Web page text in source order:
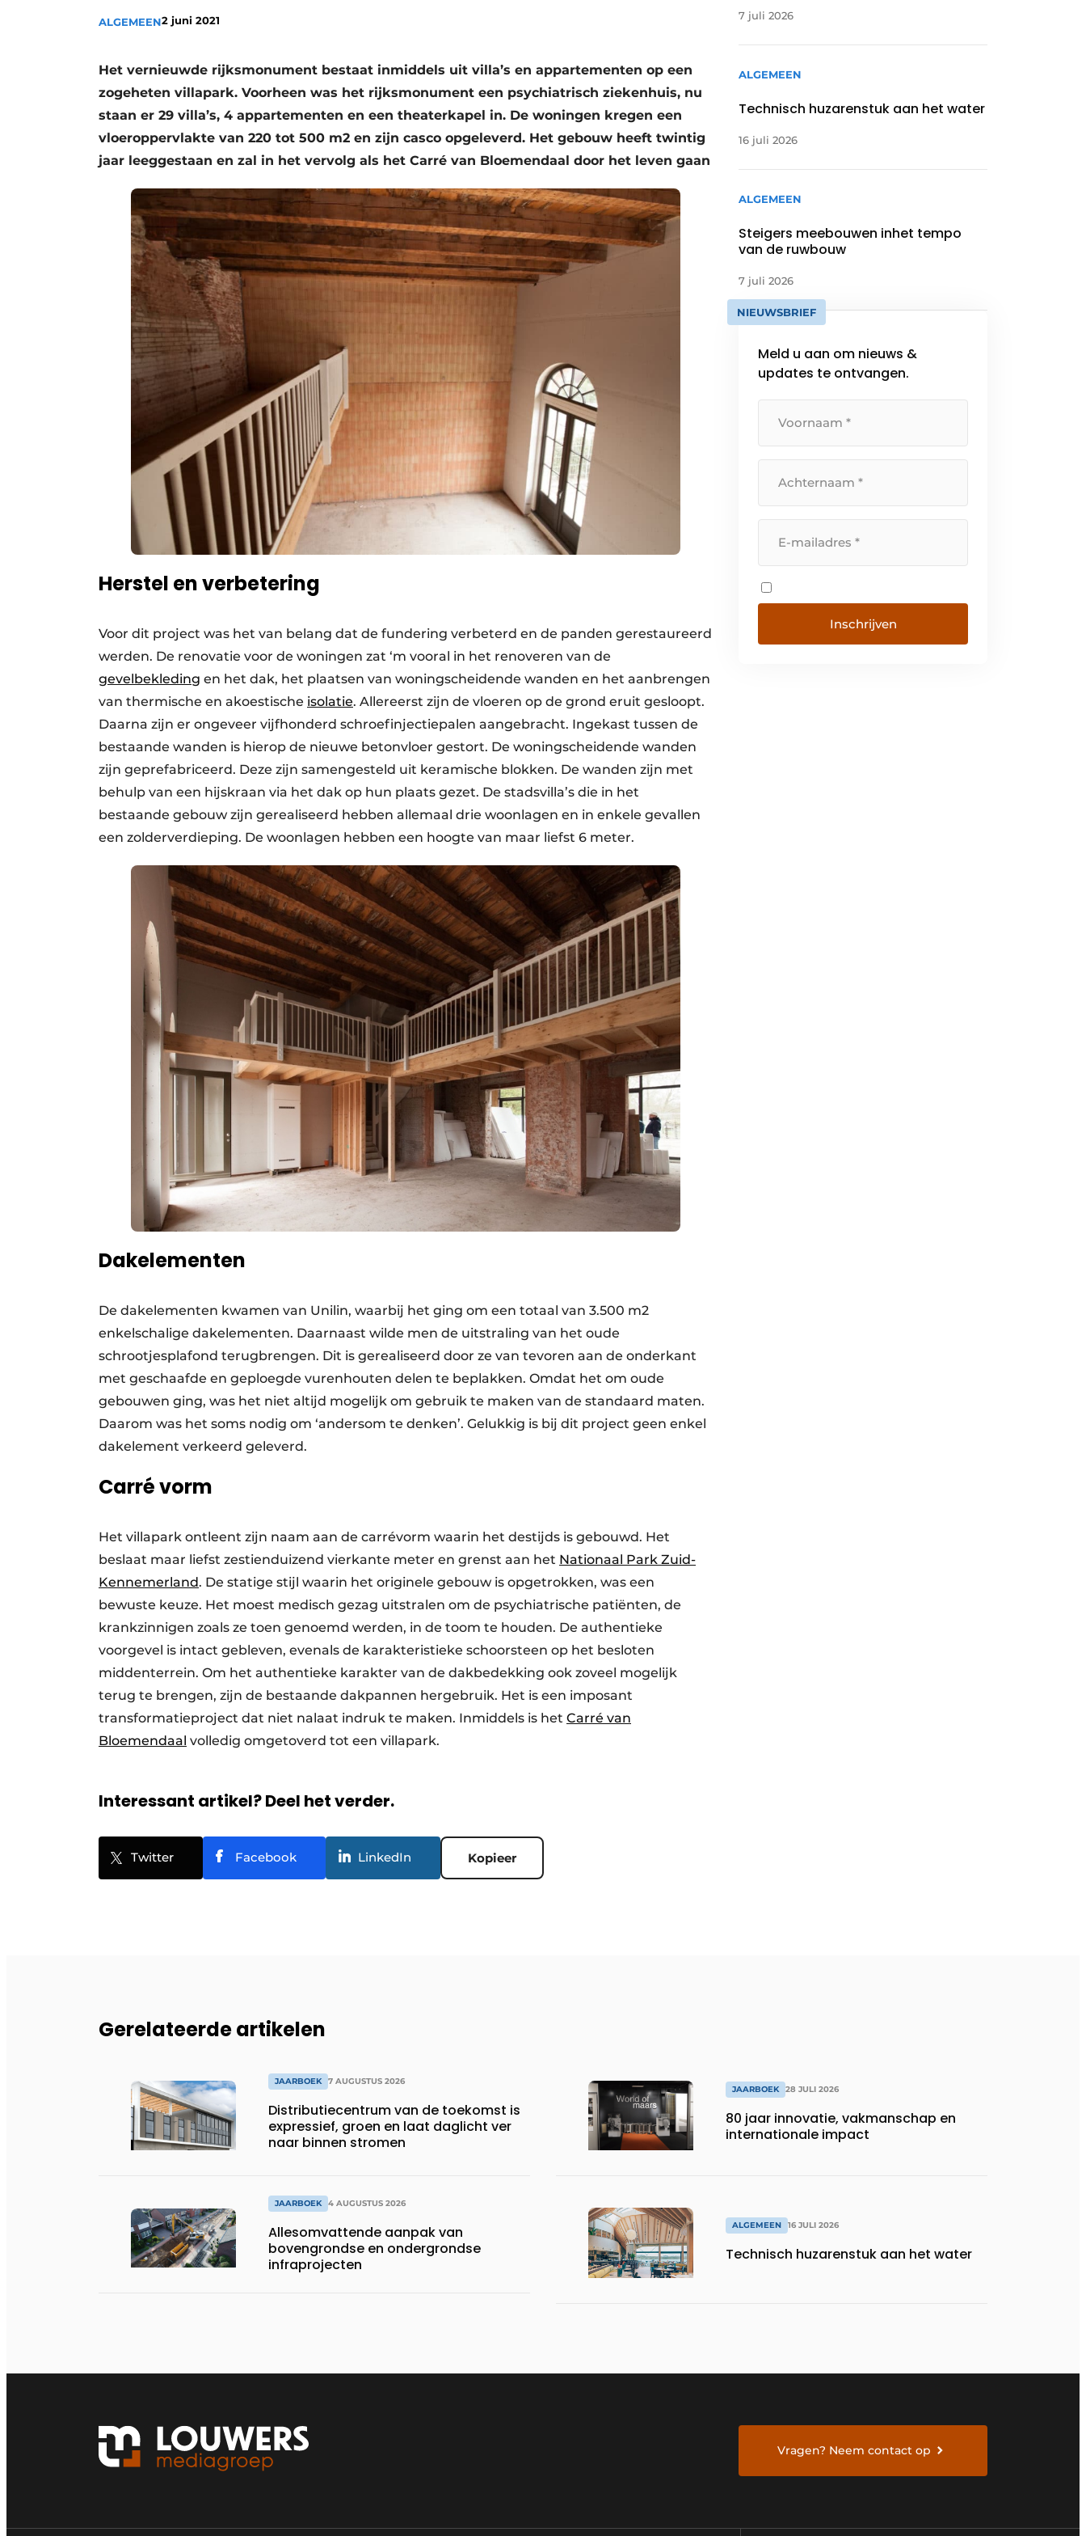
Podcasts
storymetadata
Vacature aanmelden
Video’s
ALGEMEEN2 juni 2021
Het vernieuwde rijksmonument bestaat inmiddels uit villa’s en appartementen op een
zogeheten villapark. Voorheen was het rijksmonument een psychiatrisch ziekenhuis, nu
staan er 29 villa’s, 4 appartementen en een theaterkapel in. De woningen kregen een
vloeroppervlakte van 220 tot 500 m2 en zijn casco opgeleverd. Het gebouw heeft twintig
jaar leeggestaan en zal in het vervolg als het Carré van Bloemendaal door het leven gaan
Herstel en verbetering
Voor dit project was het van belang dat de fundering verbeterd en de panden gerestaureerd
werden. De renovatie voor de woningen zat ‘m vooral in het renoveren van de
gevelbekleding en het dak, het plaatsen van woningscheidende wanden en het aanbrengen
van thermische en akoestische isolatie. Allereerst zijn de vloeren op de grond eruit gesloopt.
Daarna zijn er ongeveer vijfhonderd schroefinjectiepalen aangebracht. Ingekast tussen de
bestaande wanden is hierop de nieuwe betonvloer gestort. De woningscheidende wanden
zijn geprefabriceerd. Deze zijn samengesteld uit keramische blokken. De wanden zijn met
behulp van een hijskraan via het dak op hun plaats gezet. De stadsvilla’s die in het
bestaande gebouw zijn gerealiseerd hebben allemaal drie woonlagen en in enkele gevallen
een zolderverdieping. De woonlagen hebben een hoogte van maar liefst 6 meter.
Dakelementen
De dakelementen kwamen van Unilin, waarbij het ging om een totaal van 3.500 m2
enkelschalige dakelementen. Daarnaast wilde men de uitstraling van het oude
schrootjesplafond terugbrengen. Dit is gerealiseerd door ze van tevoren aan de onderkant
met geschaafde en geploegde vurenhouten delen te beplakken. Omdat het om oude
gebouwen ging, was het niet altijd mogelijk om gebruik te maken van de standaard maten.
Daarom was het soms nodig om ‘andersom te denken’. Gelukkig is bij dit project geen enkel
dakelement verkeerd geleverd.
Carré vorm
Het villapark ontleent zijn naam aan de carrévorm waarin het destijds is gebouwd. Het
beslaat maar liefst zestienduizend vierkante meter en grenst aan het Nationaal Park Zuid-
Kennemerland. De statige stijl waarin het originele gebouw is opgetrokken, was een
bewuste keuze. Het moest medisch gezag uitstralen om de psychiatrische patiënten, de
krankzinnigen zoals ze toen genoemd werden, in de toom te houden. De authentieke
voorgevel is intact gebleven, evenals de karakteristieke schoorsteen op het besloten
middenterrein. Om het authentieke karakter van de dakbedekking ook zoveel mogelijk
terug te brengen, zijn de bestaande dakpannen hergebruik. Het is een imposant
transformatieproject dat niet nalaat indruk te maken. Inmiddels is het Carré van
Bloemendaal volledig omgetoverd tot een villapark.
Interessant artikel? Deel het verder.
Twitter Facebook LinkedIn Kopieer
7 juli 2026
ALGEMEEN
Technisch huzarenstuk aan het water
16 juli 2026
ALGEMEEN
Steigers meebouwen inhet tempo
van de ruwbouw
7 juli 2026
NIEUWSBRIEF
Meld u aan om nieuws &
updates te ontvangen.
Gerelateerde artikelen
JAARBOEK 7 AUGUSTUS 2026
Distributiecentrum van de toekomst is
expressief, groen en laat daglicht ver
naar binnen stromen
JAARBOEK 4 AUGUSTUS 2026
Allesomvattende aanpak van
bovengrondse en ondergrondse
infraprojecten
JAARBOEK 28 JULI 2026
80 jaar innovatie, vakmanschap en
internationale impact
ALGEMEEN 16 JULI 2026
Technisch huzarenstuk aan het water
Vragen? Neem contact op